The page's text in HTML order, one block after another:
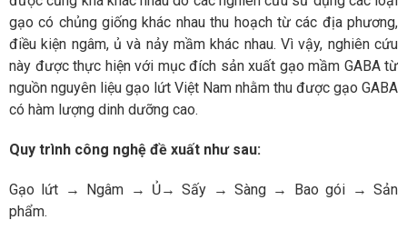
gạo có chủng giống khác nhau thu hoạch từ các địa phương,
điều kiện ngâm, ủ và nảy mầm khác nhau. Vì vậy, nghiên cứu
này được thực hiện với mục đích sản xuất gạo mầm GABA từ
nguồn nguyên liệu gạo lứt Việt Nam nhằm thu được gạo GABA
có hàm lượng dinh dưỡng cao.
Quy trình công nghệ đề xuất như sau:
Gạo lứt → Ngâm → Ủ→ Sấy → Sàng → Bao gói → Sản
phẩm.